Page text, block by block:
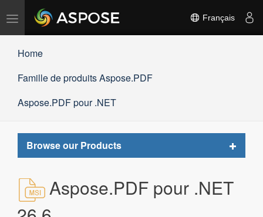
Basculer
Français
Home
Famille de produits Aspose.PDF
Aspose.PDF pour .NET
Browse our Products
Toggle
Aspose.PDF pour .NET